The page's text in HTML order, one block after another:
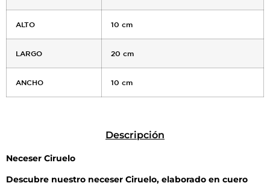
ALTO 10 cm
LARGO 20 cm
ANCHO 10 cm
Descripción
Neceser Ciruelo
Descubre nuestro neceser Ciruelo, elaborado en cuero